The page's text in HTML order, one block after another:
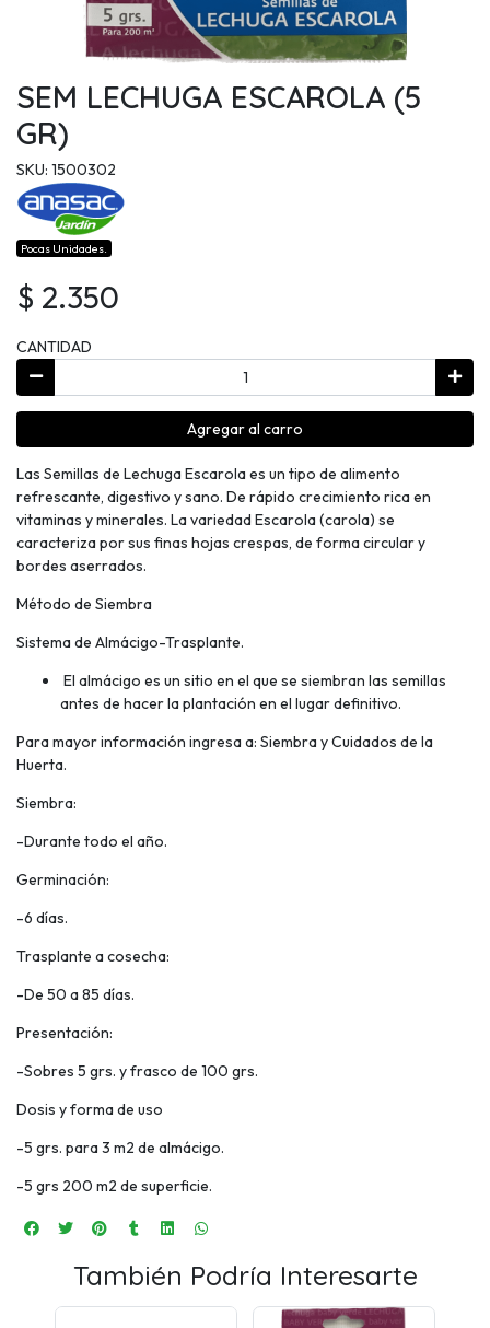
SEM LECHUGA ESCAROLA (5
GR)
SKU: 1500302
Pocas Unidades.
$ 2.350
CANTIDAD
Agregar al carro
Las Semillas de Lechuga Escarola es un tipo de alimento
refrescante, digestivo y sano. De rápido crecimiento rica en
vitaminas y minerales. La variedad Escarola (carola) se
caracteriza por sus finas hojas crespas, de forma circular y
bordes aserrados.
Método de Siembra
Sistema de Almácigo-Trasplante.
El almácigo es un sitio en el que se siembran las semillas
antes de hacer la plantación en el lugar definitivo.
Para mayor información ingresa a: Siembra y Cuidados de la
Huerta.
Siembra:
-Durante todo el año.
Germinación:
-6 días.
Trasplante a cosecha:
-De 50 a 85 días.
Presentación:
-Sobres 5 grs. y frasco de 100 grs.
Dosis y forma de uso
-5 grs. para 3 m2 de almácigo.
-5 grs 200 m2 de superficie.
También Podría Interesarte